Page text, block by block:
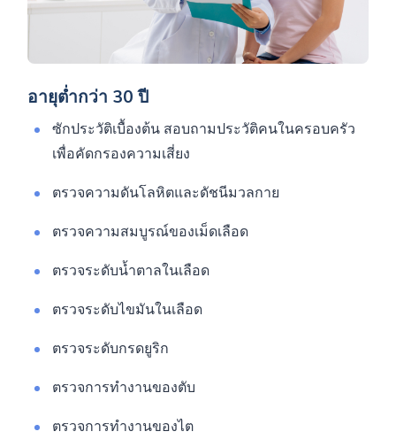
อายุต่ำกว่า 30 ปี
ซักประวัติเบื้องต้น สอบถามประวัติคนในครอบครัว
เพื่อคัดกรองความเสี่ยง
ตรวจความดันโลหิตและดัชนีมวลกาย
ตรวจความสมบูรณ์ของเม็ดเลือด
ตรวจระดับน้ำตาลในเลือด
ตรวจระดับไขมันในเลือด
ตรวจระดับกรดยูริก
ตรวจการทำงานของตับ
ตรวจการทำงานของไต